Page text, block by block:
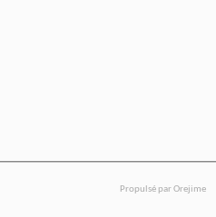
Propulsé par Orejime
OFFRES
information libre,